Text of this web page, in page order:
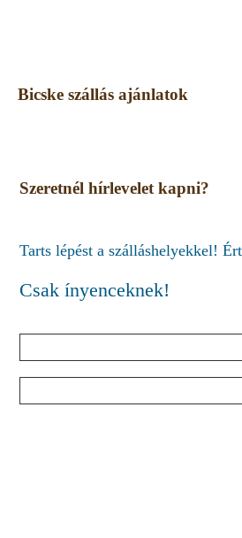
Bicske szállás ajánlatok
Szeretnél hírlevelet kapni?
Tarts lépést a szálláshelyekkel!
Csak ínyenceknek!